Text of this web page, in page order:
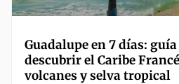
Guadalupe en 7 días:
descubrir el Caribe
volcanes y selva tropical